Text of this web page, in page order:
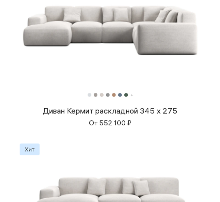
Диван Кермит раскладной 345 x 275
От 552 100 ₽